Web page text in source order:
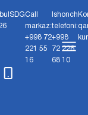
SDGCall
markaz:
+998 72
221 55
16
Ishonch
telefoni:
+998
72 226
68 10